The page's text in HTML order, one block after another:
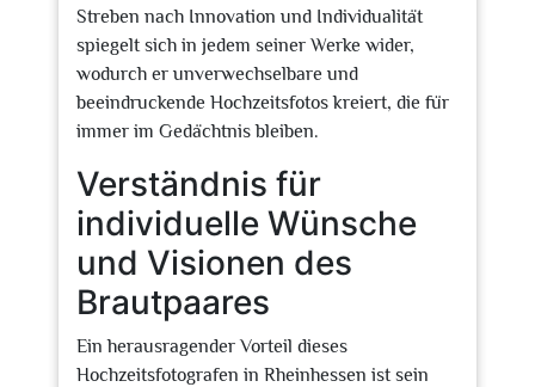
Streben nach Innovation und Individualität
spiegelt sich in jedem seiner Werke wider,
wodurch er unverwechselbare und
beeindruckende Hochzeitsfotos kreiert, die für
immer im Gedächtnis bleiben.
Verständnis für
individuelle Wünsche
und Visionen des
Brautpaares
Ein herausragender Vorteil dieses
Hochzeitsfotografen in Rheinhessen ist sein